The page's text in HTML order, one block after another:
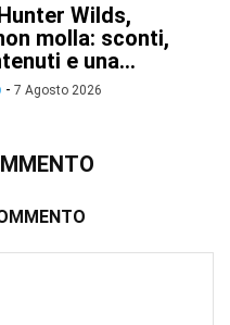
Wilds,
molla: sconti,
e una...
- 7 Agosto 2026